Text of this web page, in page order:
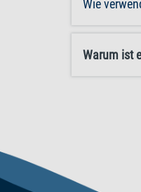
Wie
Warum ist